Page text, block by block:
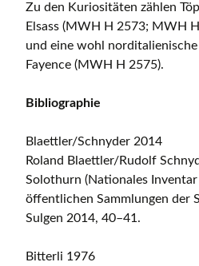
Zu den Kuriositäten zählen
Elsass (MWH H 2573; MWH
und eine wohl
Fayence (MWH H 2575).
Bibliographie
Blaettler/Schnyder 2014
Roland Blaettler/Rudolf
Solothurn (Nationales
öffentlichen Sammlungen der
Sulgen 2014, 40–41.
Bitterli 1976